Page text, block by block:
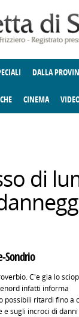
DALLA
CINEMA
di
Sondrio
C'è già lo
infatti informa
possibili ritardi fino a
sugli incroci di